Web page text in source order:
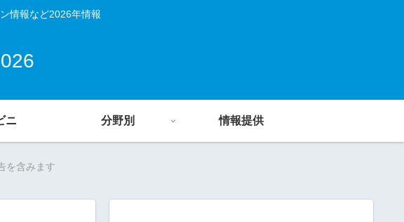
情報など2026年情報
ニ 分野別 情報提供
を含みます